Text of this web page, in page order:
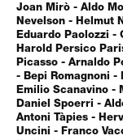
Joan Mirò - Aldo
Nevelson - Helmut
Eduardo Paolozzi -
Harold Persico
Picasso - Arnaldo
- Bepi Romagnoni -
Emilio Scanavino -
Daniel Spoerri -
Antoni Tàpies -
Uncini - Franco